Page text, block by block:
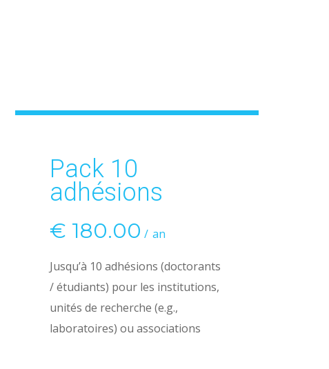
Pack 10
adhésions
€ 180.00 an
Jusqu’à 10 adhésions (doctorants
/ étudiants) pour les institutions,
unités de recherche (e.g.,
laboratoires) ou associations